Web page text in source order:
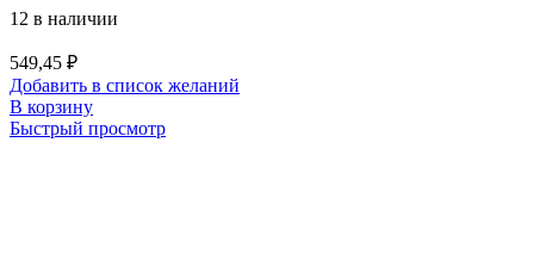
12 в наличии
549,45 ₽
Добавить в список желаний
В корзину
Быстрый просмотр